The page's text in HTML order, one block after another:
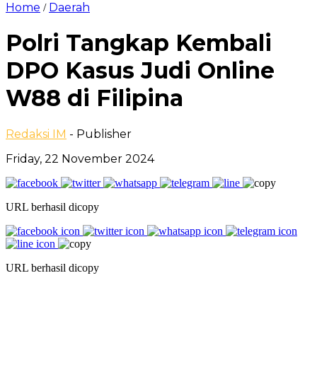
Home / Daerah
Polri Tangkap Kembali
DPO Kasus Judi Online
W88 di Filipina
Redaksi IM - Publisher
Friday, 22 November 2024
URL berhasil dicopy
URL berhasil dicopy